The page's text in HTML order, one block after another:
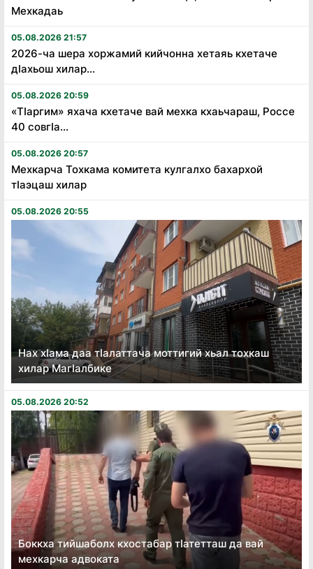
Мехкадаь
05.08.2026 21:57
2026-ча шера хоржамий кийчонна хетаяь кхетаче
дӏахьош хилар...
05.08.2026 20:59
«Тӏаргим» яхача кхетаче вай мехка кхаьчараш, Россе
40 совгӏа...
05.08.2026 20:57
Мехкарча Тохкама комитета кулгалхо бахархой
тӏаэцаш хилар
05.08.2026 20:55
Нах хӏама даа тӏалаттача моттигий хьал тохкаш
хилар Магӏалбике
05.08.2026 20:52
Боккха тийшаболх кхостабар тӏатетташ да вай
мехкарча адвоката